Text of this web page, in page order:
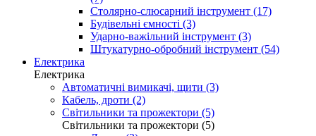
Столярно-слюсарний інструмент (17)
Будівельні ємності (3)
Ударно-важільний інструмент (3)
Штукатурно-обробний інструмент (54)
Електрика
Електрика
Автоматичні вимикачі, щити (3)
Кабель, дроти (2)
Світильники та прожектори (5)
Світильники та прожектори (5)